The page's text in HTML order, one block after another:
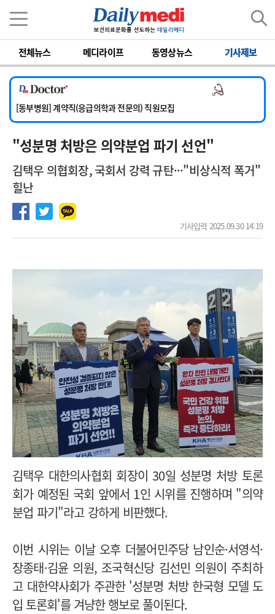
전체뉴스 메디라이프 동영상뉴스 기사제보
[서울아산병원] 2026년 하반기 인턴 모집
[영남대학교의료원] 마취통증의학과 임기제 임상의사 채용
[충남대학교병원] 소아청소년과(소아응급전담) 계약직 의사 공개채용
[동부병원] 계약직(응급의학과 전문의) 직원모집
[이대목동병원] 하반기 전공의(레지던트1년차) 모집
[서울아산병원] 2026년 하반기 인턴 모집
"성분명 처방은 의약분업 파기 선언"
김택우 의협회장, 국회서 강력 규탄···"비상식적 폭거"
힐난
기사입력 2025.09.30 14:19
김택우 대한의사협회 회장이 30일 성분명 처방 토론
회가 예정된 국회 앞에서 1인 시위를 진행하며 "의약
분업 파기"라고 강하게 비판했다.
이번 시위는 이날 오후 더불어민주당 남인순·서영석·
장종태·김윤 의원, 조국혁신당 김선민 의원이 주최하
고 대한약사회가 주관한 '성분명 처방 한국형 모델 도
입 토론회'를 겨냥한 행보로 풀이된다.